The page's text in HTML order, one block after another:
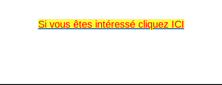
Si vous êtes intéressé cliquez ICI